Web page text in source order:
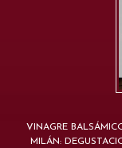
VINAGRE
MILÁN: